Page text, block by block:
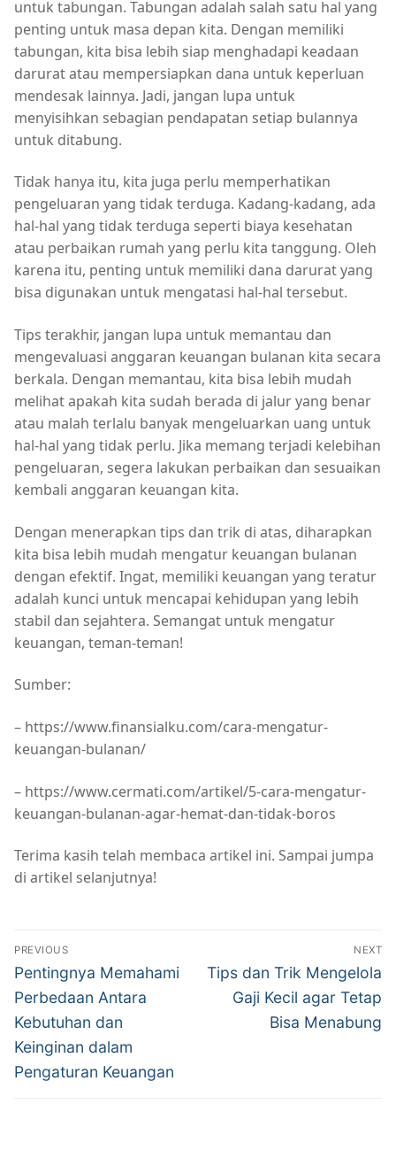
untuk tabungan. Tabungan adalah salah satu hal yang
penting untuk masa depan kita. Dengan memiliki
tabungan, kita bisa lebih siap menghadapi keadaan
darurat atau mempersiapkan dana untuk keperluan
mendesak lainnya. Jadi, jangan lupa untuk
menyisihkan sebagian pendapatan setiap bulannya
untuk ditabung.
Tidak hanya itu, kita juga perlu memperhatikan
pengeluaran yang tidak terduga. Kadang-kadang, ada
hal-hal yang tidak terduga seperti biaya kesehatan
atau perbaikan rumah yang perlu kita tanggung. Oleh
karena itu, penting untuk memiliki dana darurat yang
bisa digunakan untuk mengatasi hal-hal tersebut.
Tips terakhir, jangan lupa untuk memantau dan
mengevaluasi anggaran keuangan bulanan kita secara
berkala. Dengan memantau, kita bisa lebih mudah
melihat apakah kita sudah berada di jalur yang benar
atau malah terlalu banyak mengeluarkan uang untuk
hal-hal yang tidak perlu. Jika memang terjadi kelebihan
pengeluaran, segera lakukan perbaikan dan sesuaikan
kembali anggaran keuangan kita.
Dengan menerapkan tips dan trik di atas, diharapkan
kita bisa lebih mudah mengatur keuangan bulanan
dengan efektif. Ingat, memiliki keuangan yang teratur
adalah kunci untuk mencapai kehidupan yang lebih
stabil dan sejahtera. Semangat untuk mengatur
keuangan, teman-teman!
Sumber:
– https://www.finansialku.com/cara-mengatur-
keuangan-bulanan/
– https://www.cermati.com/artikel/5-cara-mengatur-
keuangan-bulanan-agar-hemat-dan-tidak-boros
Terima kasih telah membaca artikel ini. Sampai jumpa
di artikel selanjutnya!
Navigasi
pos
PREVIOUS
Previous
post:
Pentingnya Memahami
Perbedaan Antara
Kebutuhan dan
Keinginan dalam
Pengaturan Keuangan
NEXT
Next
post:
Tips dan Trik Mengelola
Gaji Kecil agar Tetap
Bisa Menabung